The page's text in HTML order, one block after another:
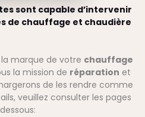
sont capable d’intervenir
de chauffage et chaudière
marque de votre chauffage
la mission de réparation et
de les rendre comme
veuillez consulter les pages